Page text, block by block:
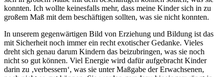
konnten. Ich wollte keinesfalls mehr, dass meine Kinder sich in zu
großem Maß mit dem beschäftigen sollten, was sie nicht konnten.
In unserem gegenwärtigen Bild von Erziehung und Bildung ist das
mit Sicherheit noch immer ein recht exotischer Gedanke. Vieles
dreht sich genau darum Kindern das beizubringen, was sie noch
nicht so gut können. Viel Energie wird dafür aufgebracht Kinder
darin zu ‚verbessern‘, was sie unter Maßgabe der Erwachsenen,